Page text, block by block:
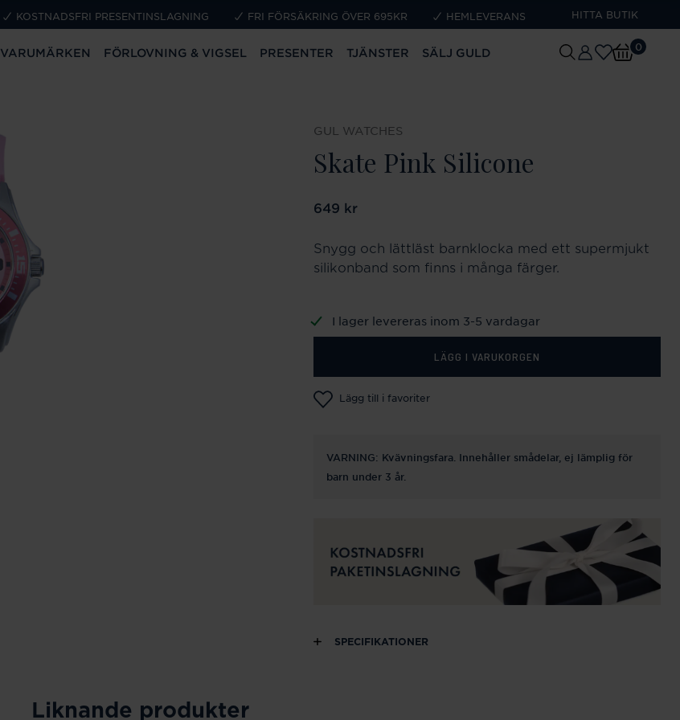
KOSTNADSFRI PRESENTINSLAGNING FRI FÖRSÄKRING ÖVER 695KR HEMLEVERANS HITTA BUTIK
VARUMÄRKEN FÖRLOVNING & VIGSEL PRESENTER TJÄNSTER SÄLJ GULD 0
GUL WATCHES
Skate Pink Silicone
Pris:649 kr
649 kr
Snygg och lättläst barnklocka med ett supermjukt
silikonband som finns i många färger.
I lager levereras inom 3-5 vardagar
LÄGG I VARUKORGEN
Lägg till i favoriter
VARNING: Kvävningsfara. Innehåller smådelar, ej lämplig för
barn under 3 år.
SPECIFIKATIONER
Liknande produkter